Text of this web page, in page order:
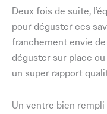
Deux fois de suite,
pour déguster ces
franchement envie de
déguster sur place
un super rapport
Un ventre bien